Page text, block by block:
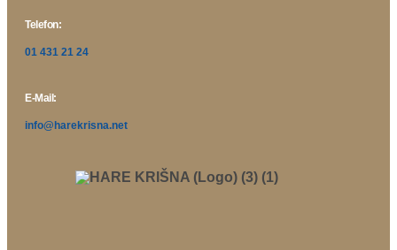
Telefon:
01 431 21 24
E-Mail:
info@harekrisna.net